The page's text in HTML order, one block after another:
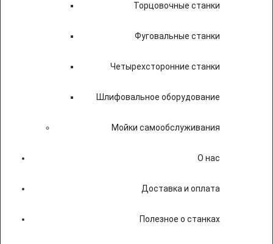
Торцовочные станки
Фуговальные станки
Четырехсторонние станки
Шлифовальное оборудование
Мойки самообслуживания
О нас
Доставка и оплата
Полезное о станках